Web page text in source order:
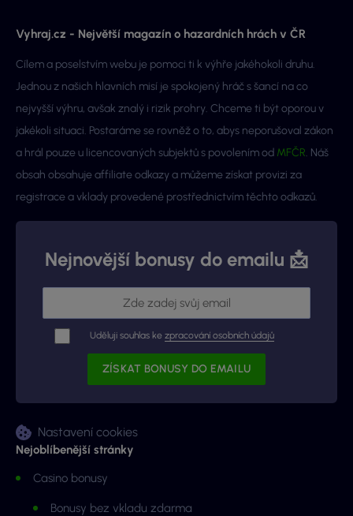
Vyhraj.cz - Největší magazín o hazardních hrách v ČR
Cílem a poselstvím webu je pomoci ti k výhře jakéhokoli druhu.
Jednou z našich hlavních misí je spokojený hráč s šancí na co
nejvyšší výhru, avšak znalý i rizik prohry. Chceme ti být oporou v
jakékoli situaci. Postaráme se rovněž o to, abys neporušoval zákon
a hrál pouze u licencovaných subjektů s povolením od MFČR. Náš
obsah obsahuje affiliate odkazy a můžeme získat provizi za
registrace a vklady provedené prostřednictvím těchto odkazů.
Nejnovější bonusy do emailu 📩
Uděluji souhlas ke zpracování osobních údajů
Nastavení cookies
Nejoblíbenější stránky
Casino bonusy
Bonusy bez vkladu zdarma